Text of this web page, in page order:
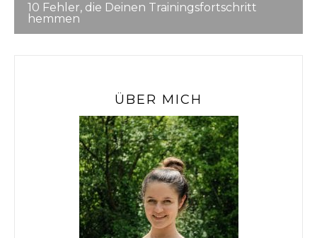
10 Fehler, die Deinen Trainingsfortschritt
hemmen
ÜBER MICH